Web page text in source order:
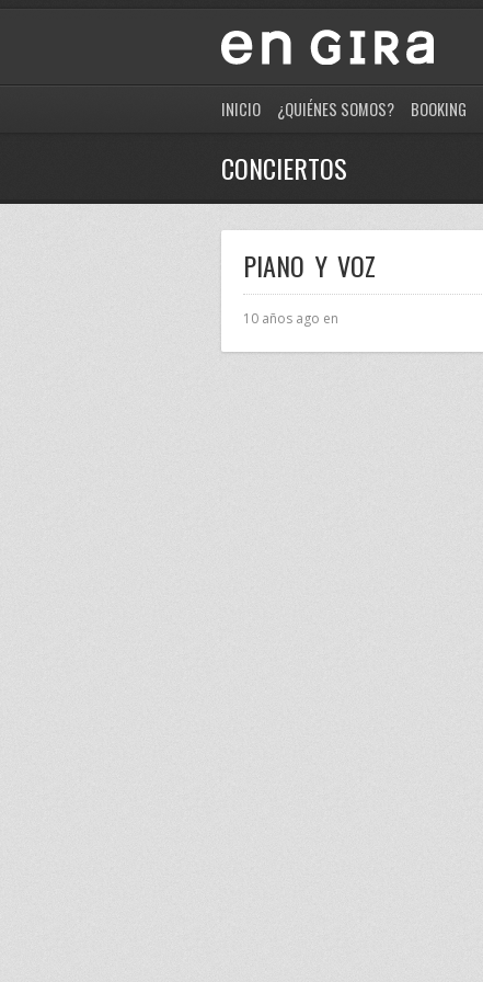
INICIO ¿QUIÉNES SOMOS? BOOKING
CONCIERTOS
PIANO Y VOZ
10 años ago en